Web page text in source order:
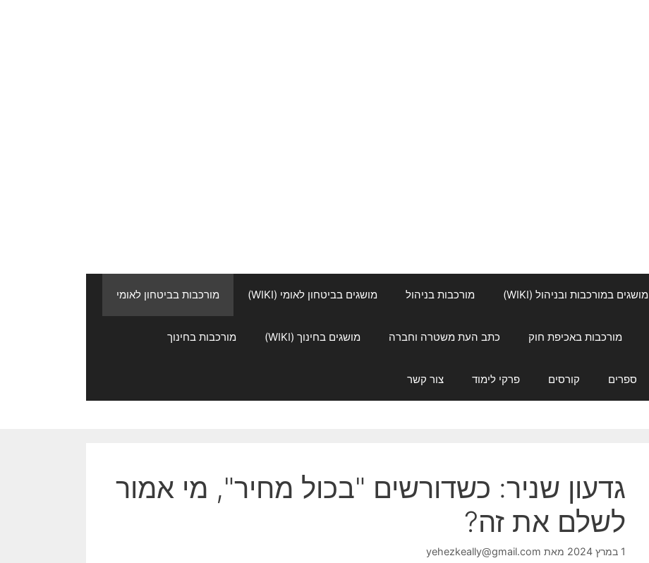
מושגים במורכבות ובניהול (WIKI) מורכבות בניהול מושגים בביטחון לאומי (WIKI) מורכבות בביטחון לאומי
מורכבות באכיפת חוק כתב העת משטרה וחברה מושגים בחינוך (WIKI) מורכבות בחינוך
ספרים קורסים פרקי לימוד צור קשר
גדעון שניר: כשדורשים "בכול מחיר", מי אמור
לשלם את זה?
1 במרץ 2024 מאת yehezkeally@gmail.com